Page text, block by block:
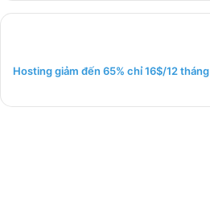
Hosting giảm đến 65% chỉ 16$/12 tháng